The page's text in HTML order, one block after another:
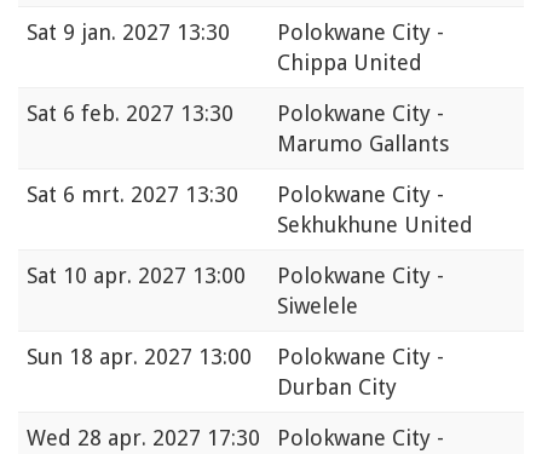
Sat 9 jan. 2027 13:30
Polokwane City -
Chippa United
Sat 6 feb. 2027 13:30
Polokwane City -
Marumo Gallants
Sat 6 mrt. 2027 13:30
Polokwane City -
Sekhukhune United
Sat 10 apr. 2027 13:00
Polokwane City -
Siwelele
Sun 18 apr. 2027 13:00
Polokwane City -
Durban City
Wed 28 apr. 2027 17:30
Polokwane City -